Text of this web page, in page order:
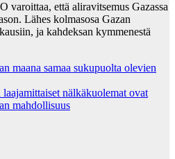
varoittaa, että aliravitsemus Gazassa
Lähes kolmasosa Gazan
ja kahdeksan kymmenestä
maana samaa sukupuolta olevien
nälkäkuolemat ovat
mahdollisuus